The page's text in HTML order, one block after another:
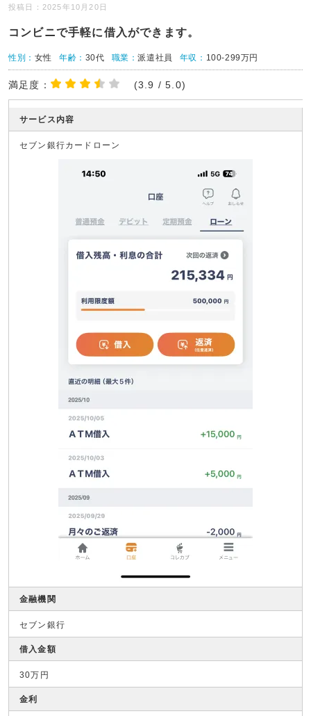
投稿日：2025年10月20日
コンビニで手軽に借入ができます。
性別： 女性 年齢： 30代 職業：派遣社員 年収： 100-299万円
満足度： (3.9 / 5.0)
サービス内容
セブン銀行カードローン
金融機関
セブン銀行
借入金額
30万円
金利